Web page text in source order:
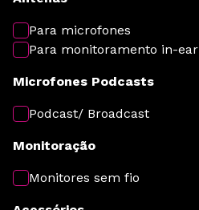
Para microfones
Para monitoramento in-ear
Microfones Podcasts
Podcast/ Broadcast
Monitoração
Monitores sem fio